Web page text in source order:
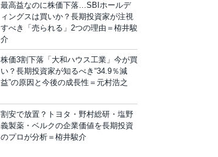
最高益なのに株価下落…SBIホールデ
ィングスは買いか？長期投資家が注視
すべき「売られる」2つの理由＝栫井駿
介
株価3割下落「大和ハウス工業」今が買
い？長期投資家が知るべき“34.9％減
益”の原因と今後の成長性＝元村浩之
割安で放置？トヨタ・野村総研・塩野
義製薬・ベルクの企業価値を長期投資
のプロが分析＝栫井駿介